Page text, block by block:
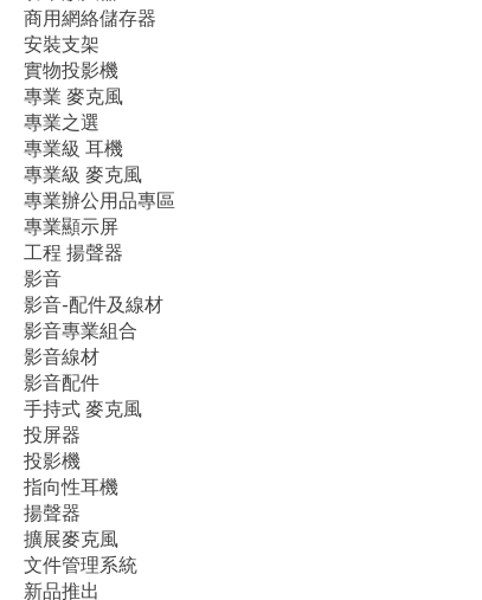
商用網絡儲存器
安裝支架
實物投影機
專業 麥克風
專業之選
專業級 耳機
專業級 麥克風
專業辦公用品專區
專業顯示屏
工程 揚聲器
影音
影音-配件及線材
影音專業組合
影音線材
影音配件
手持式 麥克風
投屏器
投影機
指向性耳機
揚聲器
擴展麥克風
文件管理系統
新品推出